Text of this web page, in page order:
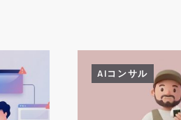
AIコンサル